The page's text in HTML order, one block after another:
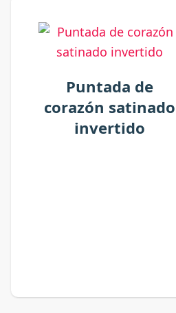
Puntada de
corazón satinado
invertido